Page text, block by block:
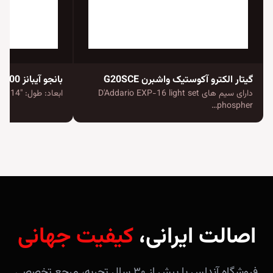
گیتار الکترو آکوستیک واشبرن G20SCE
دارای سیم های D'Addario EXP-16 light set
phospher…
بانجو آیبانز B200
ابعاد: طول: "14 | عرض: "14 | عمق:…
اصالت ایرانی،کیفیت جهانی